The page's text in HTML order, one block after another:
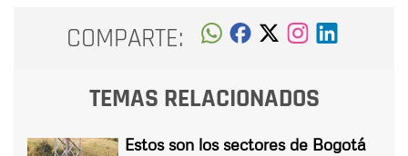
COMPARTE:
TEMAS RELACIONADOS
Estos son los sectores de Bogotá